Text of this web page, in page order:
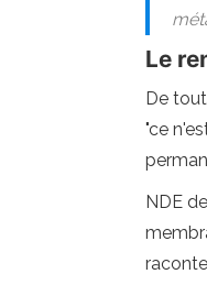
Le
De
"ce
NDE